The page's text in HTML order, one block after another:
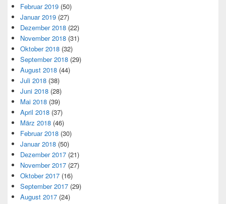
Februar 2019 (50)
Januar 2019 (27)
Dezember 2018 (22)
November 2018 (31)
Oktober 2018 (32)
September 2018 (29)
August 2018 (44)
Juli 2018 (38)
Juni 2018 (28)
Mai 2018 (39)
April 2018 (37)
März 2018 (46)
Februar 2018 (30)
Januar 2018 (50)
Dezember 2017 (21)
November 2017 (27)
Oktober 2017 (16)
September 2017 (29)
August 2017 (24)